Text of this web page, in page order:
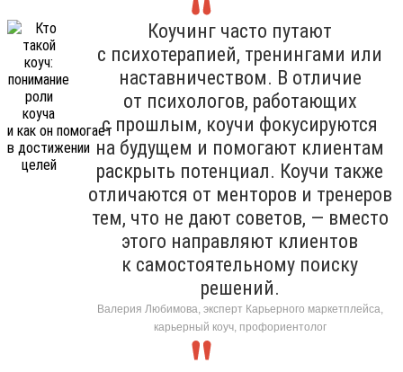
Коучинг часто путают
с психотерапией, тренингами или
наставничеством. В отличие
от психологов, работающих
с прошлым, коучи фокусируются
на будущем и помогают клиентам
раскрыть потенциал. Коучи также
отличаются от менторов и тренеров
тем, что не дают советов, — вместо
этого направляют клиентов
к самостоятельному поиску
решений.
Валерия Любимова, эксперт Карьерного маркетплейса,
карьерный коуч, профориентолог